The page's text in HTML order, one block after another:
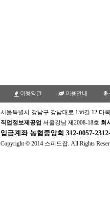
이용약관 이용안내
서울특별시 강남구 강남대로 156길 12 다
직업정보제공업 서울강남 제2008-18호 회
입금계좌 농협중앙회 312-0057-
Copyright © 2014 스피드잡. All Rights